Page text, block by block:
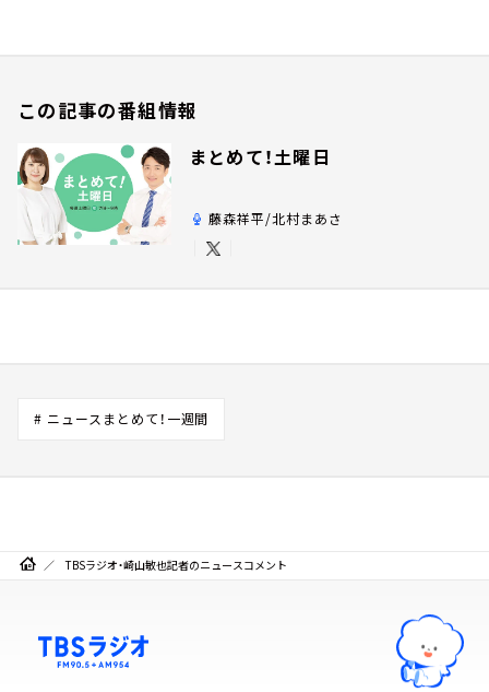
この記事の番組情報
まとめて！土曜日
藤森祥平/北村まあさ
# ニュースまとめて！一週間
TBSラジオ・崎山敏也記者のニュースコメント